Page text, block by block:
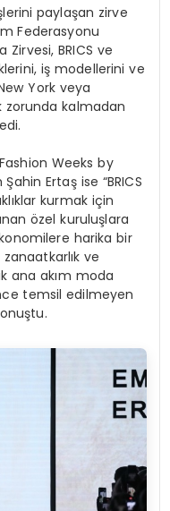
paylaşan zirve
Federasyonu
Zirvesi, BRICS ve
iş modellerini ve
York veya
zorunda kalmadan
Weeks by
Ertaş ise “BRICS
kurmak için
özel kuruluşlara
harika bir
ve
ana akım moda
temsil edilmeyen